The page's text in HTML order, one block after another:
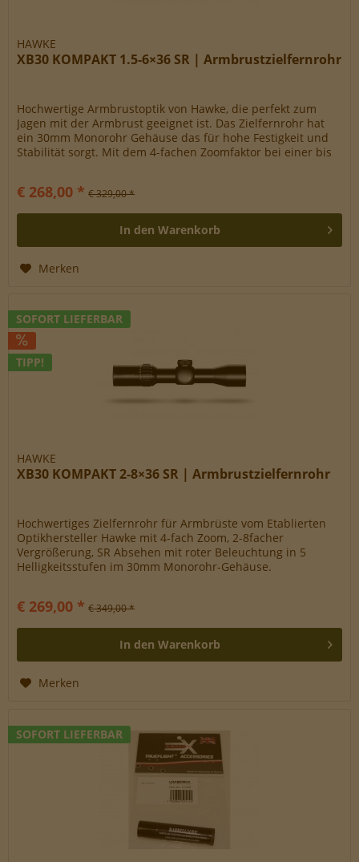
HAWKE
XB30 KOMPAKT 1.5-6×36 SR | Armbrustzielfernrohr
Hochwertige Armbrustoptik von Hawke, die perfekt zum
Jagen mit der Armbrust geeignet ist. Das Zielfernrohr hat
ein 30mm Monorohr Gehäuse das für hohe Festigkeit und
Stabilität sorgt. Mit dem 4-fachen Zoomfaktor bei einer bis
€ 268,00 * € 329,00 *
In den Warenkorb
Merken
SOFORT LIEFERBAR
TIPP!
HAWKE
XB30 KOMPAKT 2-8×36 SR | Armbrustzielfernrohr
Hochwertiges Zielfernrohr für Armbrüste vom Etablierten
Optikhersteller Hawke mit 4-fach Zoom, 2-8facher
Vergrößerung, SR Absehen mit roter Beleuchtung in 5
Helligkeitsstufen im 30mm Monorohr-Gehäuse.
€ 269,00 * € 349,00 *
In den Warenkorb
Merken
SOFORT LIEFERBAR